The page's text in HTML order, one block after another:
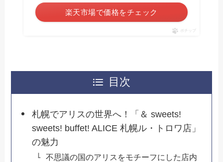
楽天市場で価格をチェック
ポチップ
目次
札幌でアリスの世界へ！「＆ sweets!
sweets! buffet! ALICE 札幌ル・トロワ店」
の魅力
不思議の国のアリスをモチーフにした店内